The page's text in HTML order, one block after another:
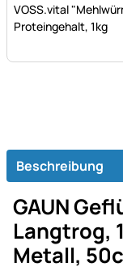
VOSS.vital
Proteingehalt, 1kg
Beschreibung
GAUN
Langtrog,
Metall,